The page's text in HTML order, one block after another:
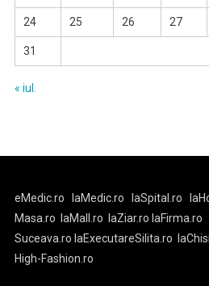
24 25 26 27
31
« iul.
eMedic.ro laMedic.ro laSpital.ro
Masa.ro
laMall.ro laZiar.ro laFirma.ro
Suceava.ro laExecutareSilita.ro
High-Fashion.ro